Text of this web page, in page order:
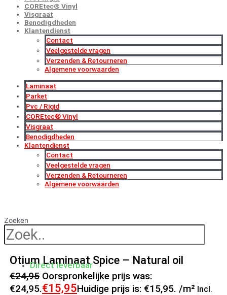
COREtec® Vinyl
Visgraat
Benodigdheden
Klantendienst
Contact
Veelgestelde vragen
Verzenden & Retourneren
Algemene voorwaarden
Laminaat
Parket
Pvc / Rigid
COREtec® Vinyl
Visgraat
Benodigdheden
Klantendienst
Contact
Veelgestelde vragen
Verzenden & Retourneren
Algemene voorwaarden
Zoeken
Otium Laminaat Spice – Natural oil
Direct leverbaar
€24,95 Oorspronkelijke prijs was:
€24,95.€15,95Huidige prijs is: €15,95. /m² Incl.